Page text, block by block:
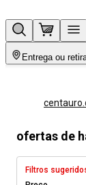
Entrega ou
ofertas de
Filtros